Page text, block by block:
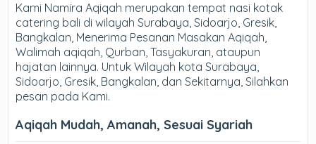
Kami Namira Aqiqah merupakan tempat nasi kotak
catering bali di wilayah Surabaya, Sidoarjo, Gresik,
Bangkalan, Menerima Pesanan Masakan Aqiqah,
Walimah aqiqah, Qurban, Tasyakuran, ataupun
hajatan lainnya. Untuk Wilayah kota Surabaya,
Sidoarjo, Gresik, Bangkalan, dan Sekitarnya, Silahkan
pesan pada Kami.
Aqiqah Mudah, Amanah, Sesuai Syariah